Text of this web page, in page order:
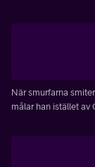
När smurfarna
målar han istället av